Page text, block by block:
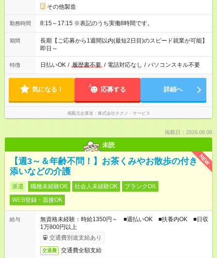
その他製造
勤務時間 8:15～17:15 ※表記のうち実働8時間です。
期間
長期【ご応募から1週間以内(最短2日目)のスピード就業が可能】
即日～
特徴 日払いOK / 履歴書不要 / 電話対応なし / パソコンスキル不要
気になる！ 応募する 詳細へ
掲載元企業名 株式会社テクノ・サービス
掲載日：2026.08.08
未読
NEW
【週3～＆年齢不問！】お茶くみやお散歩の付き
添いなどの介護
派遣 職種未経験OK 社会人未経験OK
ブランクOK
WEB登録・面接OK
給与
無資格未経験：時給1350円～ ■週払いOK ■扶養内OK ■日収
1万800円以上
交通費別途支給あり
交通費 交通費全額支給